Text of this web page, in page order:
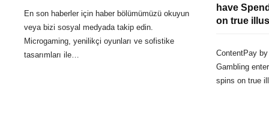
En son haberler için haber bölümümüzü okuyun
veya bizi sosyal medyada takip edin.
Microgaming, yenilikçi oyunları ve sofistike
tasarımları ile…
have
on true
ContentPay
Gambling
spins on true